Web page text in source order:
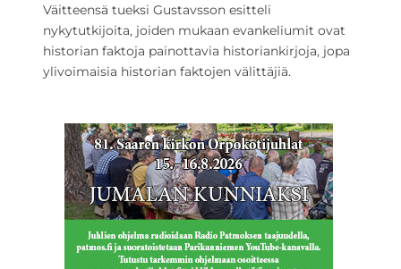
Väitteensä tueksi Gustavsson esitteli
nykytutkijoita, joiden mukaan evankeliumit ovat
historian faktoja painottavia historiankirjoja, jopa
ylivoimaisia historian faktojen välittäjiä.